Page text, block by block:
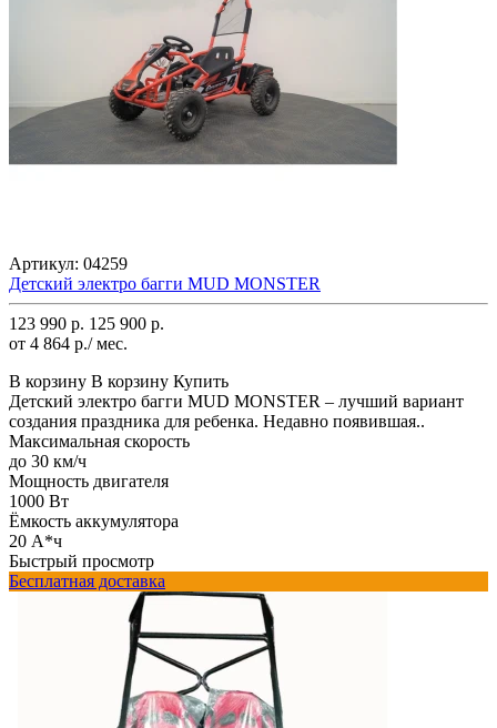
Артикул: 04259
Детский электро багги MUD MONSTER
123 990 р. 125 900 р.
от 4 864 р./ мес.
В корзину В корзину Купить
Детский электро багги MUD MONSTER – лучший вариант
создания праздника для ребенка. Недавно появившая..
Максимальная скорость
до 30 км/ч
Мощность двигателя
1000 Вт
Ёмкость аккумулятора
20 А*ч
Быстрый просмотр
Бесплатная доставка